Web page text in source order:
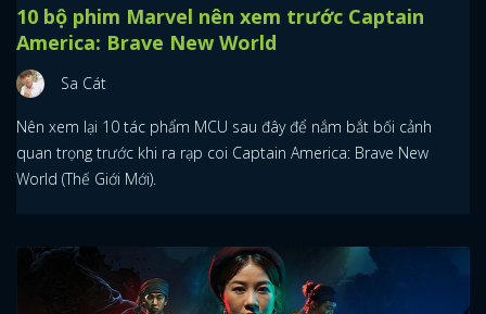
10 bộ phim Marvel nên xem trước Captain
America: Brave New World
Sa Cát
Nên xem lại 10 tác phẩm MCU sau đây để nắm bắt bối cảnh
quan trọng trước khi ra rạp coi Captain America: Brave New
World (Thế Giới Mới).